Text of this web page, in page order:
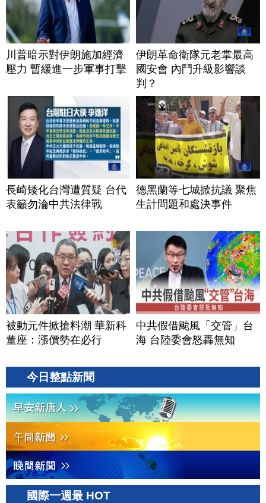
川普暗示對伊朗施加經濟
壓力 暫緩進一步軍事打擊
伊朗革命衛隊元老掌最高
國安會 內鬥升級影響談
判？
長崎矮化台灣遭質疑 台代
表籲勿淪中共法律戰
德黑蘭等七城掀抗議 聚焦
生計問題和處決事件
被動元件掀搶料潮 華新科
董座：漲價勢在必行
中共假借颱風「交管」台
海 台陸委會怒轟無知
今日整點新聞
國際一週最 HOT